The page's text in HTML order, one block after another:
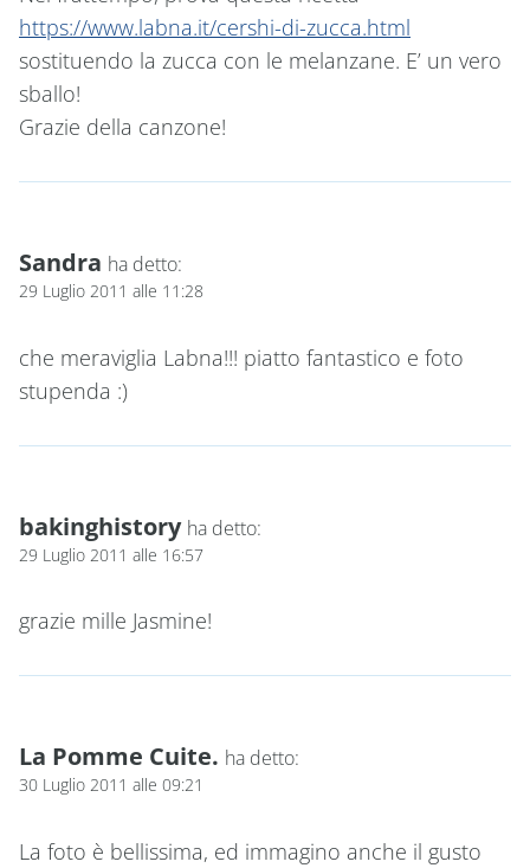
https://www.labna.it/cershi-di-zucca.html
sostituendo la zucca con le melanzane. E’ un vero
sballo!
Grazie della canzone!
Sandra ha detto:
29 Luglio 2011 alle 11:28
che meraviglia Labna!!! piatto fantastico e foto
stupenda :)
bakinghistory ha detto:
29 Luglio 2011 alle 16:57
grazie mille Jasmine!
La Pomme Cuite. ha detto:
30 Luglio 2011 alle 09:21
La foto è bellissima, ed immagino anche il gusto